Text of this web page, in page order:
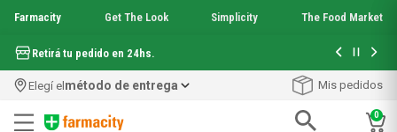
Farmacity Get The Look Simplicity The Food Market
Retirá tu pedido en 24hs. Hasta 6
Elegí elmétodo de entrega Mis pedidos
0